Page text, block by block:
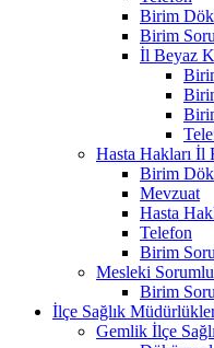
Birim
Birim
İl Beyaz
Hasta Hakları İl
Birim
Mevzuat
Hasta
Telefon
Birim
Mesleki
Birim
İlçe Sağlık
Gemlik İlçe